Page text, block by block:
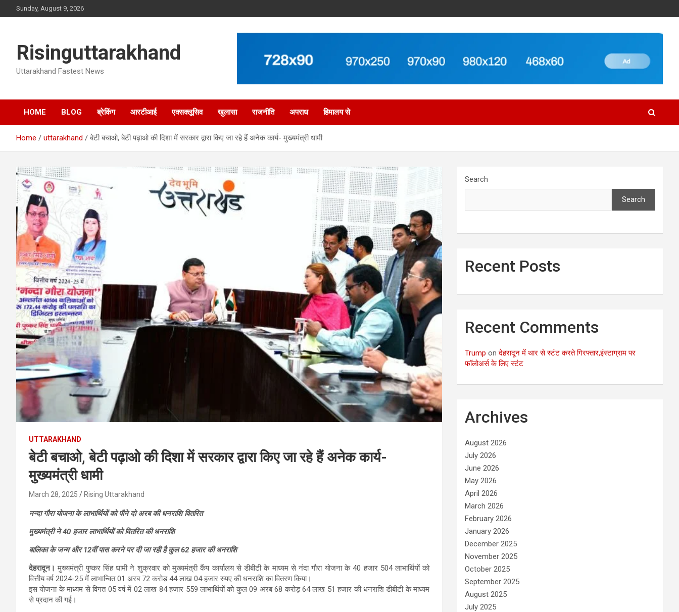
to
Sunday, August 9, 2026
Risinguttarakhand
Uttarakhand Fastest News
HOME BLOG ब्रेकिंग आरटीआई एक्सक्लूसिव खुलासा राजनीति अपराध हिमालय से
Home uttarakhand बेटी बचाओ, बेटी पढ़ाओ की दिशा में सरकार द्वारा किए जा रहे हैं अनेक कार्य- मुख्यमंत्री धामी
UTTARAKHAND
बेटी बचाओ, बेटी पढ़ाओ की दिशा में सरकार द्वारा किए जा रहे हैं अनेक कार्य-
मुख्यमंत्री धामी
March 28, 2025 Rising Uttarakhand
नन्दा गौरा योजना के लाभार्थियों को पौने दो अरब की धनराशि वितरित
मुख्यमंत्री ने 40 हजार लाभार्थियों को वितरित की धनराशि
बालिका के जन्म और 12वीं पास करने पर दी जा रही है कुल 62 हजार की धनराशि
देहरादून। मुख्यमंत्री पुष्कर सिंह धामी ने शुक्रवार को मुख्यमंत्री कैंप कार्यालय से डीबीटी के माध्यम से नंदा गौरा योजना के 40 हजार 504 लाभार्थियों को
वित्तीय वर्ष 2024-25 में लाभान्वित 01 अरब 72 करोड़ 44 लाख 04 हजार रुपए की धनराशि का वितरण किया।
इस योजना के माध्यम से विगत 05 वर्ष में 02 लाख 84 हजार 559 लाभार्थियों को कुल 09 अरब 68 करोड़ 64 लाख 51 हजार की धनराशि डीबीटी के माध्यम
से प्रदान की गई।
Search
Search
Recent Posts
Recent Comments
Trump onदेहरादून में थार से स्टंट करते गिरफ्तार,इंस्टाग्राम पर
फॉलोअर्स के लिए स्टंट
Archives
August 2026
July 2026
June 2026
May 2026
April 2026
March 2026
February 2026
January 2026
December 2025
November 2025
October 2025
September 2025
August 2025
July 2025